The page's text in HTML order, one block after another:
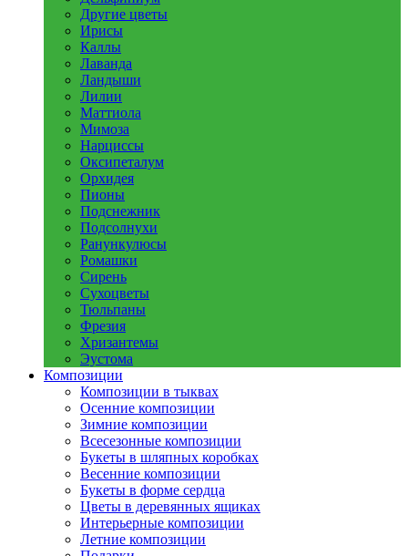
Другие цветы
Ирисы
Каллы
Лаванда
Ландыши
Лилии
Маттиола
Мимоза
Нарциссы
Оксипеталум
Орхидея
Пионы
Подснежник
Подсолнухи
Ранункулюсы
Ромашки
Сирень
Сухоцветы
Тюльпаны
Фрезия
Хризантемы
Эустома
Композиции
Композиции в тыквах
Осенние композиции
Зимние композиции
Всесезонные композиции
Букеты в шляпных коробках
Весенние композиции
Букеты в форме сердца
Цветы в деревянных ящиках
Интерьерные композиции
Летние композиции